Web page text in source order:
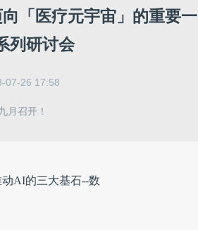
「医疗元宇宙」的重要一
列研讨会
07-26 17:58
月召开！
AI的三大基石--数